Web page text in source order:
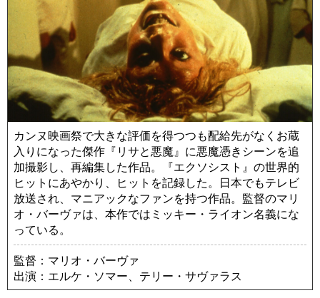
カンヌ映画祭で大きな評価を得つつも配給先がなくお蔵
入りになった傑作『リサと悪魔』に悪魔憑きシーンを追
加撮影し、再編集した作品。『エクソシスト』の世界的
ヒットにあやかり、ヒットを記録した。日本でもテレビ
放送され、マニアックなファンを持つ作品。監督のマリ
オ・バーヴァは、本作ではミッキー・ライオン名義にな
っている。
監督：マリオ・バーヴァ
出演：エルケ・ソマー、テリー・サヴァラス